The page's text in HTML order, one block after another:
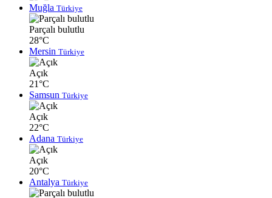
Muğla Türkiye
Parçalı bulutlu
28°C
Mersin Türkiye
Açık
21°C
Samsun Türkiye
Açık
22°C
Adana Türkiye
Açık
20°C
Antalya Türkiye